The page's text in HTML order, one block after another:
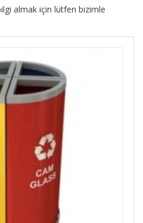
almak için lütfen bizimle